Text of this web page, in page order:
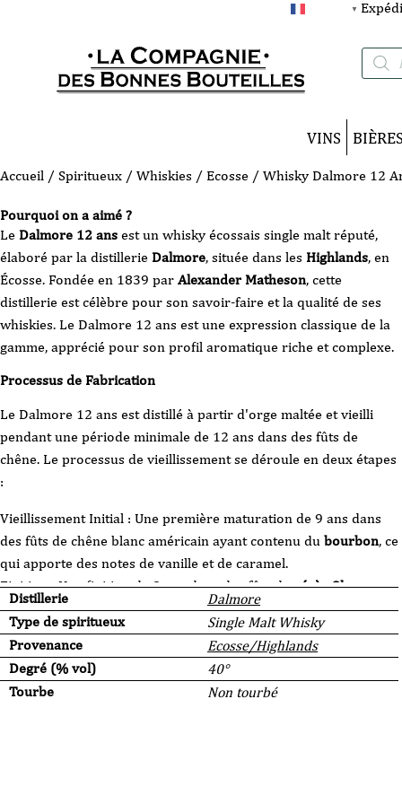
▼
de
VINS BIÈRES
Accueil / Spiritueux / Whiskies / Ecosse / Whisky Dalmore 12
Pourquoi on a aimé ?
Le Dalmore 12 ans est un whisky écossais single malt réputé,
élaboré par la distillerie Dalmore, située dans les Highlands, en
Écosse. Fondée en 1839 par Alexander Matheson, cette
distillerie est célèbre pour son savoir-faire et la qualité de ses
whiskies. Le Dalmore 12 ans est une expression classique de la
gamme, apprécié pour son profil aromatique riche et complexe.
Processus de Fabrication
Le Dalmore 12 ans est distillé à partir d'orge maltée et vieilli
pendant une période minimale de 12 ans dans des fûts de
chêne. Le processus de vieillissement se déroule en deux étapes
:
Vieillissement Initial : Une première maturation de 9 ans dans
des fûts de chêne blanc américain ayant contenu du bourbon, ce
qui apporte des notes de vanille et de caramel.
Finition : Une finition de 3 ans dans des fûts dexérès Oloroso
d'origine espagnole, ajoutant des couches de fruits secs, de
chocolat et d'épices.
Profil Aromatique et Gustatif
Nez : Le nez est complexe et riche, avec des arômes de zeste
Distillerie
Dalmore
Type de spiritueux
Single Malt Whisky
Provenance
Ecosse/Highlands
Degré (% vol)
40°
Tourbe
Non tourbé